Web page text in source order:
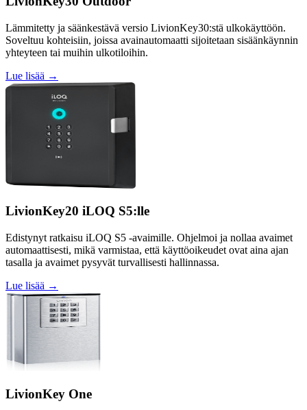
Lämmitetty ja säänkestävä versio LivionKey30:stä ulkokäyttöön.
Soveltuu kohteisiin, joissa avainautomaatti sijoitetaan sisäänkäynnin
yhteyteen tai muihin ulkotiloihin.
Lue lisää →
LivionKey20 iLOQ S5:lle
Edistynyt ratkaisu iLOQ S5 -avaimille. Ohjelmoi ja nollaa avaimet
automaattisesti, mikä varmistaa, että käyttöoikeudet ovat aina ajan
tasalla ja avaimet pysyvät turvallisesti hallinnassa.
Lue lisää →
LivionKey One